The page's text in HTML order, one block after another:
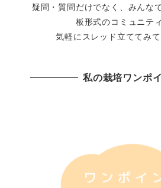
疑問・質問だけでなく、みんな
板形式のコミュニテ
気軽にスレッド立ててみ
私の栽培ワンポ